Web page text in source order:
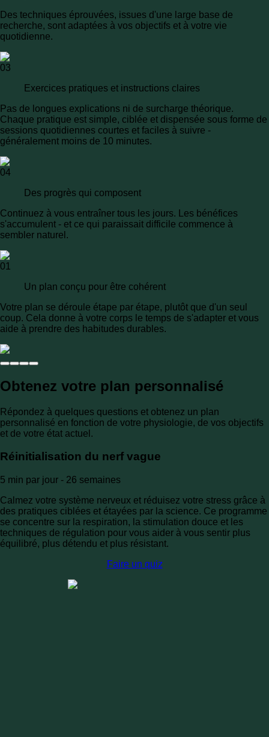
Des techniques éprouvées, issues d'une large base de
recherche, sont adaptées à vos objectifs et à votre vie
quotidienne.
03
Exercices pratiques et instructions claires
Pas de longues explications ni de surcharge théorique.
Chaque pratique est simple, ciblée et dispensée sous forme de
sessions quotidiennes courtes et faciles à suivre -
généralement moins de 10 minutes.
04
Des progrès qui composent
Continuez à vous entraîner tous les jours. Les bénéfices
s'accumulent - et ce qui paraissait difficile commence à
sembler naturel.
01
Un plan conçu pour être cohérent
Votre plan se déroule étape par étape, plutôt que d'un seul
coup. Cela donne à votre corps le temps de s'adapter et vous
aide à prendre des habitudes durables.
Obtenez votre plan personnalisé
Répondez à quelques questions et obtenez un plan
personnalisé en fonction de votre physiologie, de vos objectifs
et de votre état actuel.
Réinitialisation du nerf vague
5 min par jour - 26 semaines
Calmez votre système nerveux et réduisez votre stress grâce à
des pratiques ciblées et étayées par la science. Ce programme
se concentre sur la respiration, la stimulation douce et les
techniques de régulation pour vous aider à vous sentir plus
équilibré, plus détendu et plus résistant.
Faire un quiz